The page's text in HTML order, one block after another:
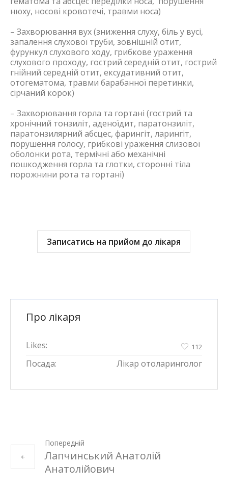
нюху, носові кровотечі, травми носа)
– Захворювання вух (зниження слуху, біль у вусі,
запалення слухової труби, зовнішній отит,
фурункул слухового ходу, грибкове ураження
слухового проходу, гострий середній отит, гострий
гнійний середній отит, ексудативний отит,
отогематома, травми барабанної перетинки,
сірчаний корок)
– Захворювання горла та гортані (гострий та
хронічний тонзиліт, аденоїдит, паратонзиліт,
паратонзилярний абсцес, фарингіт, ларингіт,
порушення голосу, грибкові ураження слизової
оболонки рота, термічні або механічні
пошкодження горла та глотки, сторонні тіла
порожнини рота та гортані)
Записатись на прийом до лікаря
Про лікаря
Likes: 112
Посада: Лікар отоларинголог
Попередній
Лапчинський Анатолій
Анатолійович